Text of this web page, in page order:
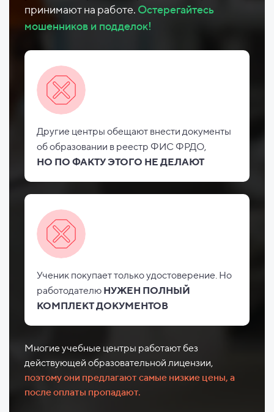
принимают на работе. Остерегайтесь
мошенников и подделок!
Другие центры обещают внести документы
обобразовании в реестр ФИС ФРДО,
НО ПО ФАКТУ ЭТОГО НЕ ДЕЛАЮТ
Ученик покупает только удостоверение. Но
работодателю НУЖЕН ПОЛНЫЙ
КОМПЛЕКТ ДОКУМЕНТОВ
Многие учебные центры работают без
действующей образовательной лицензии,
поэтому они предлагают самые низкие цены, а
после оплаты пропадают.